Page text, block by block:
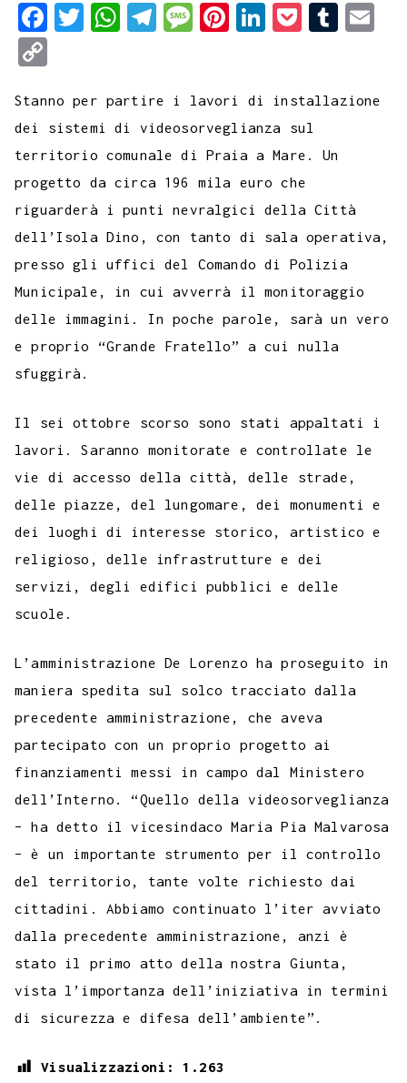
F
e
b
o
o
k
T
t
t
e
r
W
t
s
A
p
p
T
e
g
r
a
m
M
s
a
g
e
P
t
e
r
e
s
t
L
k
e
d
I
n
k
e
t
T
b
i
p
y
L
i
n
k
Stanno per partire i lavori di installazione
dei sistemi di videosorveglianza sul
territorio comunale di Praia a Mare. Un
progetto da circa 196 mila euro che
riguarderà i punti nevralgici della Città
dell’Isola Dino, con tanto di sala operativa,
presso gli uffici del Comando di Polizia
Municipale, in cui avverrà il monitoraggio
delle immagini. In poche parole, sarà un vero
e proprio “Grande Fratello” a cui nulla
sfuggirà.
Il sei ottobre scorso sono stati appaltati i
lavori. Saranno monitorate e controllate le
vie di accesso della città, delle strade,
delle piazze, del lungomare, dei monumenti e
dei luoghi di interesse storico, artistico e
religioso, delle infrastrutture e dei
servizi, degli edifici pubblici e delle
scuole.
L’amministrazione De Lorenzo ha proseguito in
maniera spedita sul solco tracciato dalla
precedente amministrazione, che aveva
partecipato con un proprio progetto ai
finanziamenti messi in campo dal Ministero
dell’Interno. “Quello della videosorveglianza
– ha detto il vicesindaco Maria Pia Malvarosa
– è un importante strumento per il controllo
del territorio, tante volte richiesto dai
cittadini. Abbiamo continuato l’iter avviato
dalla precedente amministrazione, anzi è
stato il primo atto della nostra Giunta,
vista l’importanza dell’iniziativa in termini
di sicurezza e difesa dell’ambiente”.
Visualizzazioni: 1.263